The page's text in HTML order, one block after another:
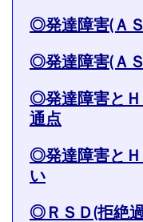
◎発達障害(Ａ
◎発達障害(Ａ
◎発達障害と
通点
◎発達障害と
い
◎ＲＳＤ(拒絶